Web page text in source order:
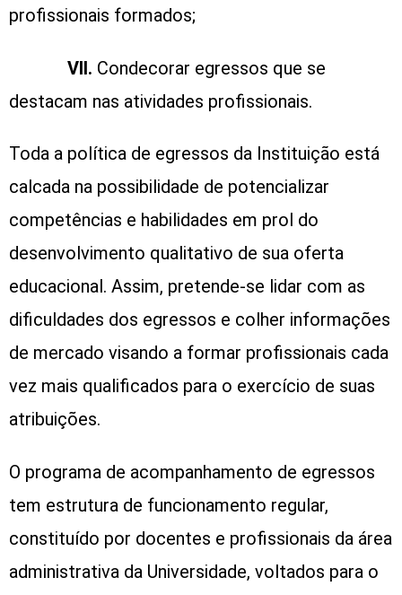
profissionais formados;
VII. Condecorar egressos que se
destacam nas atividades profissionais.
Toda a política de egressos da Instituição está
calcada na possibilidade de potencializar
competências e habilidades em prol do
desenvolvimento qualitativo de sua oferta
educacional. Assim, pretende-se lidar com as
dificuldades dos egressos e colher informações
de mercado visando a formar profissionais cada
vez mais qualificados para o exercício de suas
atribuições.
O programa de acompanhamento de egressos
tem estrutura de funcionamento regular,
constituído por docentes e profissionais da área
administrativa da Universidade, voltados para o